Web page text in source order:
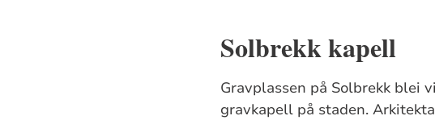
Solbrekk kapell
Gravplassen på Solbrekk blei
gravkapell på staden.